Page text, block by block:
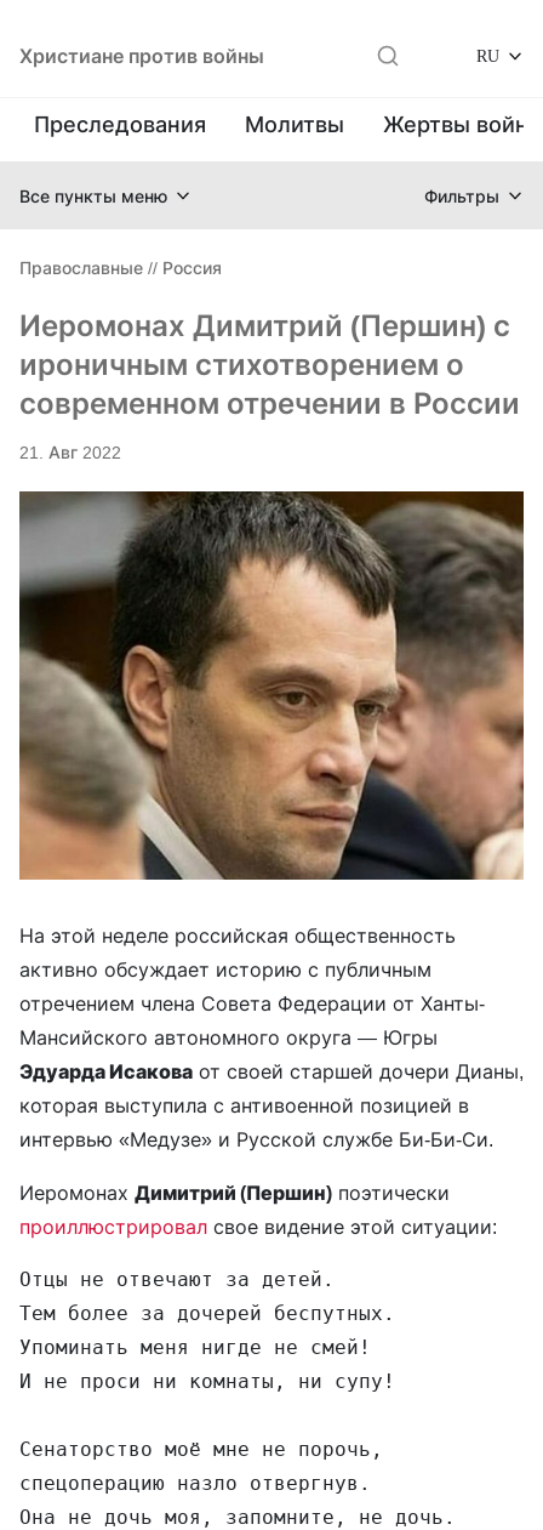
Христиане против войны RU
Преследования Молитвы Жертвы
Все пункты меню Фильтры
Православные // Россия
Иеромонах Димитрий (Першин) с
ироничным стихотворением о
современном отречении в России
21. Авг 2022
На этой неделе российская общественность
активно обсуждает историю с публичным
отречением члена Совета Федерации от Ханты-
Мансийского автономного округа — Югры
Эдуарда Исакова от своей старшей дочери Дианы,
которая выступила с антивоенной позицией в
интервью «Медузе» и Русской службе Би-Би-Си.
Иеромонах Димитрий (Першин) поэтически
проиллюстрировал свое видение этой ситуации:
Отцы не отвечают за детей.
Тем более за дочерей беспутных.
Упоминать меня нигде не смей!
И не проси ни комнаты, ни супу!
Сенаторство моё мне не порочь,
спецоперацию назло отвергнув.
Она не дочь моя, запомните, не дочь.